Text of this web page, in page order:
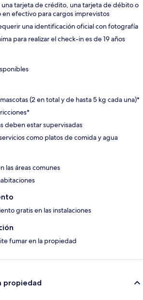
tarjeta de crédito, una tarjeta de débito o
en efectivo para cargos imprevistos
una identificación oficial con fotografía
para realizar el check-in es de 19 años
(2 en total y de hasta 5 kg cada una)*
deben estar supervisadas
como platos de comida y agua
las áreas comunes
gratis en las instalaciones
fumar en la propiedad
propiedad